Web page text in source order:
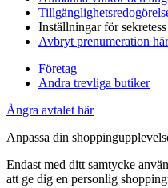
Inställningar för sekretess
Avbryt prenumeration här
Företag
Andra trevliga butiker
Ångra avtalet här
Anpassa din
Endast med ditt samtycke
att ge dig en personlig